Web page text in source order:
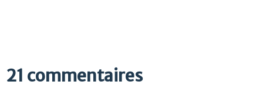
21 commentaires